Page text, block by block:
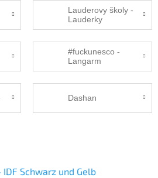
Lauderovy školy -
Lauderky
#fuckunesco -
Langarm
Dashan
Schwarz und Gelb